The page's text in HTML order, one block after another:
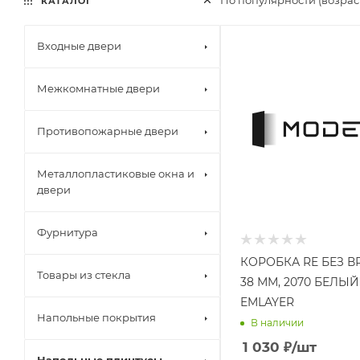
КОРОБКА RE БЕЗ
38 ММ, 2070 БЕЛЫЙ
EMLAYER
В наличии
1 030 ₽/шт
Входные двери
Межкомнатные двери
Противопожарные двери
Металлопластиковые окна и
двери
Фурнитура
Товары из стекла
Напольные покрытия